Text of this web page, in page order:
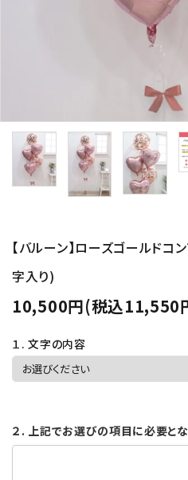
person 新規会
【バルーン】ローズゴールドコ
字入り)
10,500円(税込11,550
１. 文字の内容
２. 上記でお選びの項目に必要とな